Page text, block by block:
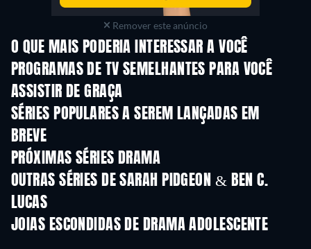
Remover este anúncio
O QUE MAIS PODERIA INTERESSAR A VOCÊ
Série Série
PROGRAMAS DE TV SEMELHANTES PARA VOCÊ
ASSISTIR DE GRAÇA
Série
SÉRIES POPULARES A SEREM LANÇADAS EM
BREVE
PRÓXIMAS SÉRIES DRAMA
Temporada 4
OUTRAS SÉRIES DE SARAH PIDGEON & BEN C.
LUCAS
JOIAS ESCONDIDAS DE DRAMA ADOLESCENTE